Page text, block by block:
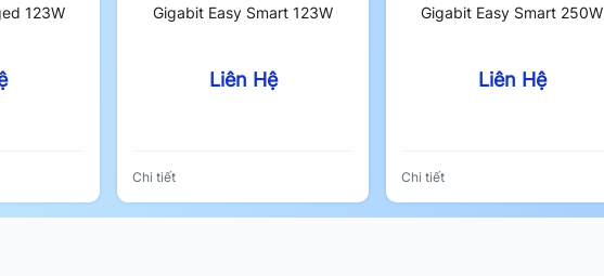
123W
Gigabit Easy Smart 123W
Liên Hệ
Chi tiết
Gigabit Easy Smart 250W
Liên Hệ
Chi tiết